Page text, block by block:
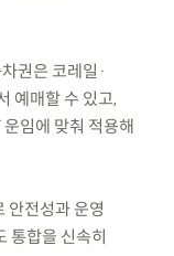
권은 코레일·
예매할 수 있고,
임에 맞춰 적용해
안전성과 운영
통합을 신속히